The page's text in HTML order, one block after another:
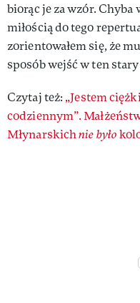
biorąc je za wzór. Chyba
miłością do tego
zorientowałem się, że
sposób wejść w ten
Czytaj też: „Jestem
codziennym”.
Młynarskichnie było